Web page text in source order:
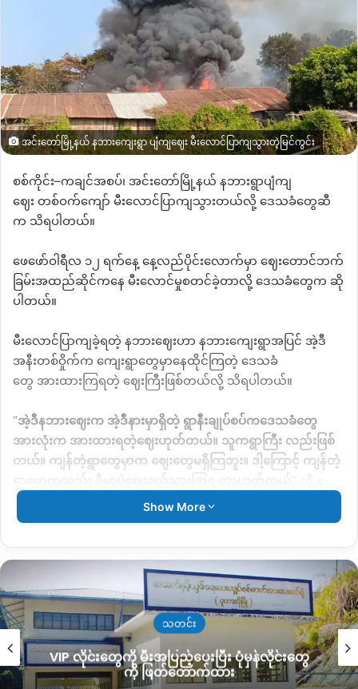
အင်းတော်မြို့နယ် နဘားကျေးရွာ ပျံကျဈေး မီးလောင်ပြာကျသွားတဲ့မြင်ကွင်း
စစ်ကိုင်း–ကချင်အစပ်၊ အင်းတော်မြို့နယ် နဘားရွာပျံကျ
ဈေး တစ်ဝက်ကျော် မီးလောင်ပြာကျသွားတယ်လို့ ဒေသခံတွေဆီ
က သိရပါတယ်။
ဖေဖော်ဝါရီလ ၁၂ ရက်နေ့ နေ့လည်ပိုင်းလောက်မှာ ဈေးတောင်ဘက်
ခြမ်းအထည်ဆိုင်ကနေ မီးလောင်မှုစတင်ခဲ့တာလို့ ဒေသခံတွေက ဆို
ပါတယ်။
မီးလောင်ပြာကျခဲ့ရတဲ့ နဘားဈေးဟာ နဘားကျေးရွာအပြင် အဲ့ဒီ
အနီးတစ်ဝှိုက်က ကျေးရွာတွေမှာနေထိုင်ကြတဲ့ ဒေသခံ
တွေ အားထားကြရတဲ့ ဈေးကြီးဖြစ်တယ်လို့ သိရပါတယ်။
“အဲ့ဒီနဘားဈေးက အဲ့ဒီနားမှာရှိတဲ့ ရွာနီးချုပ်စပ်ကဒေသခံတွေ
အားလုံးက အားထားရတဲ့ဈေးဟုတ်တယ်။ သူကရွာကြီး လည်းဖြစ်
တယ်။ ကျန်တဲ့ရွာတွေမှာက ဈေးတွေမရှိကြဘူး။ ဒါ့ကြောင့် ကျန်တဲ့
ဘားဈေး အရေးပါပုံကို
နောက်ထပ်ဒေသခံအမျိုးသမီးတစ်ဦးကရှင်း
ပြပါတယ်။
ကချင်လွတ်လပ်ရေးတပ်မတော်KIA၊PDFပူးပေါင်းတပ်တွေနဲ့ စစ်
ကောင်စီပူးပေါင်းအဖွဲ့တွေအကြား မြို့သိမ်းတိုက်ပွဲ ပြင်းထန်ပြီးတဲ့
နောက်မှာတော့ နဘားကျေးရွာအပြင် အဲ့ဒီအနီးတစ်ဝှိုက်နေထိုင်တဲ့
ဒေသခံတွေဟာ ဘေးလွှတ်ရာကို တိမ်းရှောင်ခဲ့ကြရတယ်လို့ သိရပါ
တယ်။
ဒါ့ကြောင့် လက်ရှိ နဘားကျေးရွာအပြင် အနီးတစ်ဝှိုက်မှာ နေထိုင်သူ
Show More
သတင်း
VIP လိုင်းတွေကို မီးအပြည့်ပေးပြီး ပုံမှန်လိုင်းတွေ
ကို ဖြတ်တောက်ထား